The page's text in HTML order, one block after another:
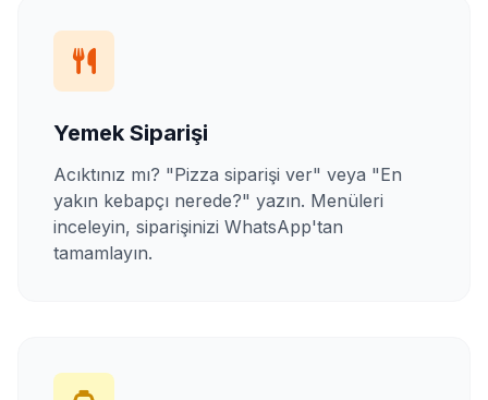
Yemek Siparişi
Acıktınız mı? "Pizza siparişi ver" veya "En
yakın kebapçı nerede?" yazın. Menüleri
inceleyin, siparişinizi WhatsApp'tan
tamamlayın.